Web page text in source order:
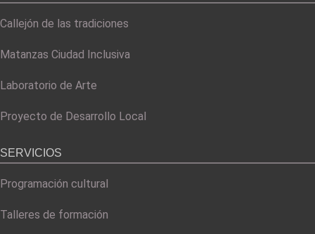
Callejón de las tradiciones
Matanzas Ciudad Inclusiva
Laboratorio de Arte
Proyecto de Desarrollo Local
SERVICIOS
Programación cultural
Talleres de formación